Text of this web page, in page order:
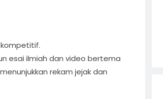
kompetitif.
esai ilmiah dan video bertema
rekam jejak dan